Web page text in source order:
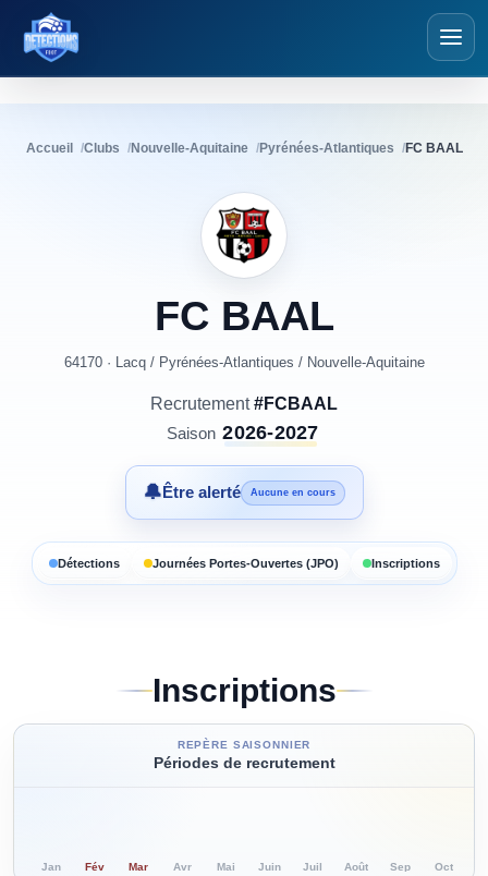
Détections Foot
Accueil Clubs Nouvelle-Aquitaine Pyrénées-Atlantiques FC BAAL
FC BAAL
64170 · Lacq/ Pyrénées-Atlantiques / Nouvelle-Aquitaine
Recrutement#FCBAAL
Saison 2026-2027
🔔Être alerté Aucune en cours
Détections Journées Portes-Ouvertes (JPO) Inscriptions
Inscriptions
REPÈRE SAISONNIER
Périodes de recrutement
Jan Fév Mar Avr Mai Juin Juil Août Sep Oct